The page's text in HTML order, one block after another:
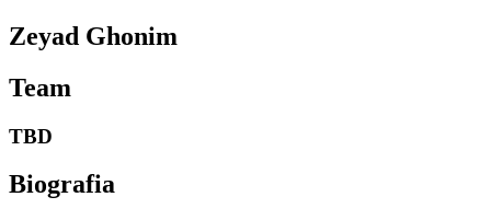
Zeyad Ghonim
Team
TBD
Biografia